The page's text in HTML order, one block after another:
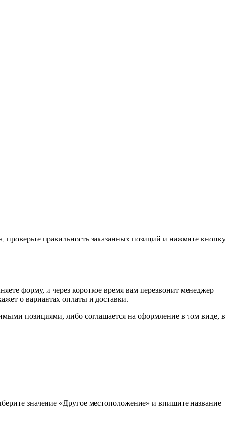
проверьте правильность заказанных позиций и нажмите кнопку
форму, и через короткое время вам перезвонит менеджер
о вариантах оплаты и доставки.
позициями, либо соглашается на оформление в том виде, в
значение «Другое местоположение» и впишите название